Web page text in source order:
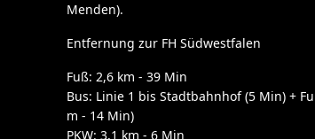
Menden).
Entfernung zur FH Südwestfalen
Fuß: 2,6 km - 39 Min
Bus: Linie 1 bis Stadtbahnhof (5 Min) +
m - 14 Min)
PKW: 3,1 km - 6 Min